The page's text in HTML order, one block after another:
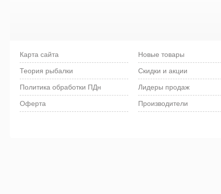
Карта сайта
Теория рыбалки
Политика обработки ПДн
Оферта
Новые товары
Скидки и акции
Лидеры продаж
Производители